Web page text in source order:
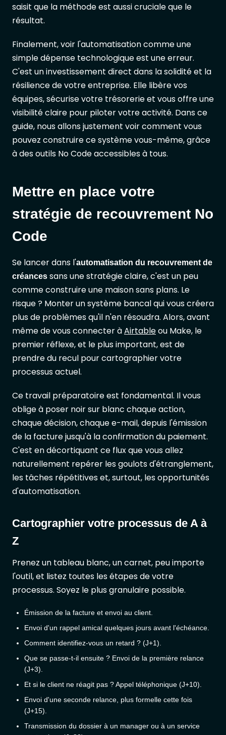
saisit que la méthode est aussi cruciale que le
résultat.
Finalement, voir l'automatisation comme une
simple dépense technologique est une erreur.
C'est un investissement direct dans la solidité et la
résilience de votre entreprise. Elle libère vos
équipes, sécurise votre trésorerie et vous offre une
visibilité claire pour piloter votre activité. Dans ce
guide, nous allons justement voir comment vous
pouvez construire ce système vous-même, grâce
à des outils No Code accessibles à tous.
Mettre en place votre
stratégie de recouvrement No
Code
Se lancer dans l'automatisation du recouvrement de
créances sans une stratégie claire, c'est un peu
comme construire une maison sans plans. Le
risque ? Monter un système bancal qui vous créera
plus de problèmes qu'il n'en résoudra. Alors, avant
même de vous connecter àAirtableou Make, le
premier réflexe, et le plus important, est de
prendre du recul pour cartographier votre
processus actuel.
Ce travail préparatoire est fondamental. Il vous
oblige à poser noir sur blanc chaque action,
chaque décision, chaque e-mail, depuis l'émission
de la facture jusqu'à la confirmation du paiement.
C'est en décortiquant ce flux que vous allez
naturellement repérer les goulots d'étranglement,
les tâches répétitives et, surtout, les opportunités
d'automatisation.
Cartographier votre processus de A à
Z
Prenez un tableau blanc, un carnet, peu importe
l'outil, et listez toutes les étapes de votre
processus. Soyez le plus granulaire possible.
Émission de la facture et envoi au client.
Envoi d'un rappel amical quelques jours avant l'échéance.
Comment identifiez-vous un retard ? (J+1).
Que se passe-t-il ensuite ? Envoi de la première relance
(J+3).
Et si le client ne réagit pas ? Appel téléphonique (J+10).
Envoi d'une seconde relance, plus formelle cette fois
(J+15).
Transmission du dossier à un manager ou à un service